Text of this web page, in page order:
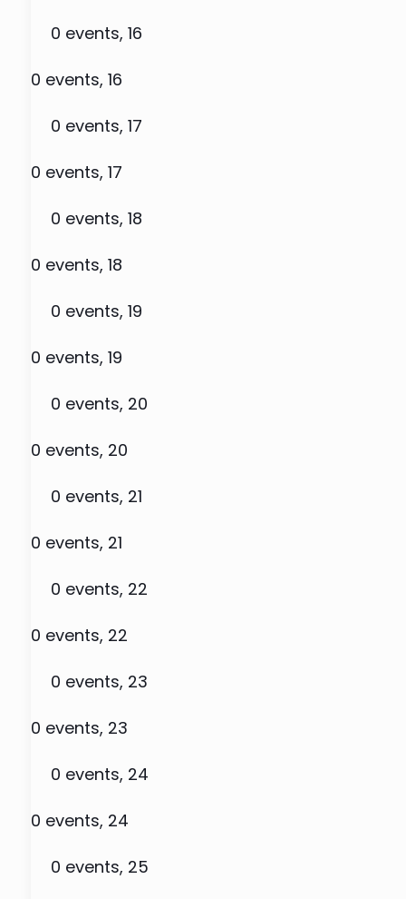
0 events, 16
0 events, 16
0 events, 17
0 events, 17
0 events, 18
0 events, 18
0 events, 19
0 events, 19
0 events, 20
0 events, 20
0 events, 21
0 events, 21
0 events, 22
0 events, 22
0 events, 23
0 events, 23
0 events, 24
0 events, 24
0 events, 25